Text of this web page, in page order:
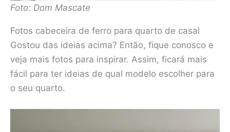
Foto: Dom Mascate
Fotos cabeceira de ferro para quarto de casal
Gostou das ideias acima? Então, fique conosco e
veja mais fotos para inspirar. Assim, ficará mais
fácil para ter ideias de qual modelo escolher para
o seu quarto.